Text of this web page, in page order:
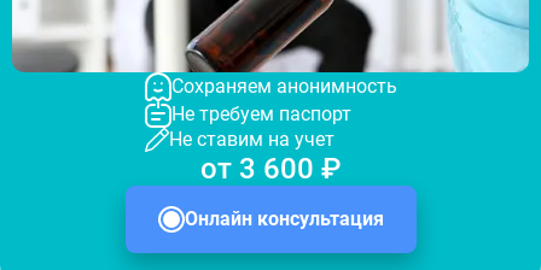
Сохраняем анонимность
Не требуем паспорт
Не ставим на учет
Онлайн консультация
от 3 600 ₽